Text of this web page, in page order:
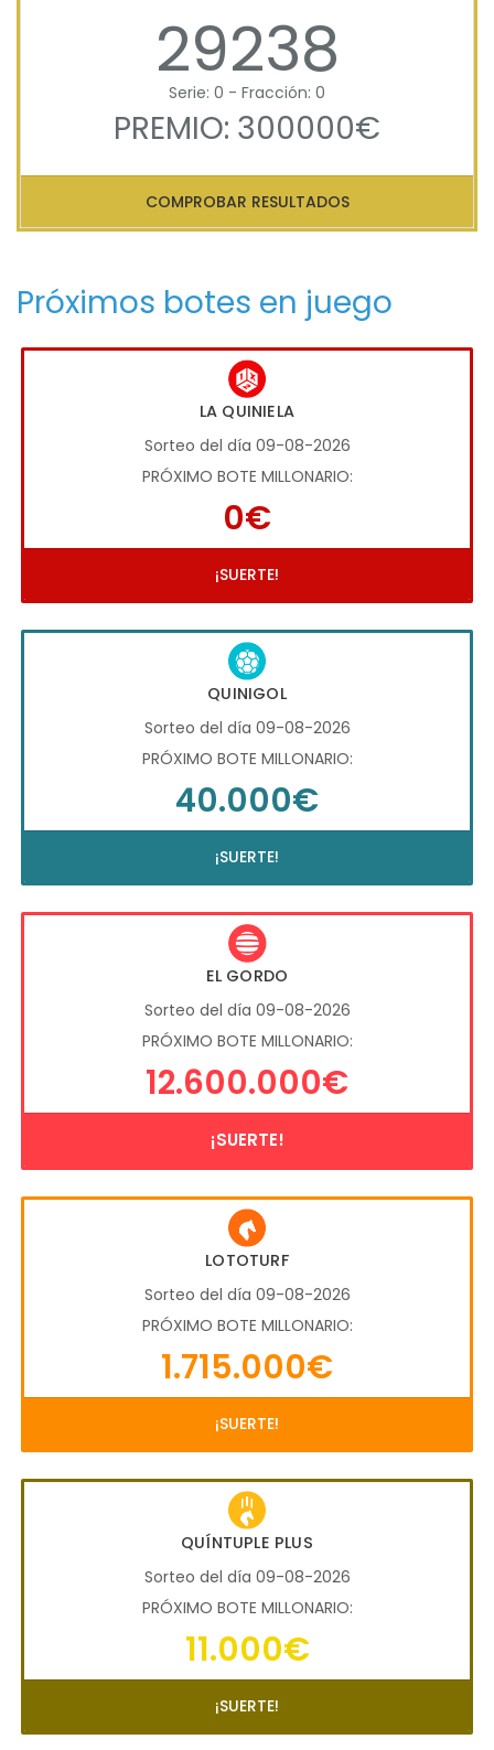
29238
Serie: 0 - Fracción: 0
PREMIO: 300000€
COMPROBAR RESULTADOS
Próximos botes en juego
LA QUINIELA
Sorteo del día 09-08-2026
PRÓXIMO BOTE MILLONARIO:
0€
¡SUERTE!
QUINIGOL
Sorteo del día 09-08-2026
PRÓXIMO BOTE MILLONARIO:
40.000€
¡SUERTE!
EL GORDO
Sorteo del día 09-08-2026
PRÓXIMO BOTE MILLONARIO:
12.600.000€
¡SUERTE!
LOTOTURF
Sorteo del día 09-08-2026
PRÓXIMO BOTE MILLONARIO:
1.715.000€
¡SUERTE!
QUÍNTUPLE PLUS
Sorteo del día 09-08-2026
PRÓXIMO BOTE MILLONARIO:
11.000€
¡SUERTE!